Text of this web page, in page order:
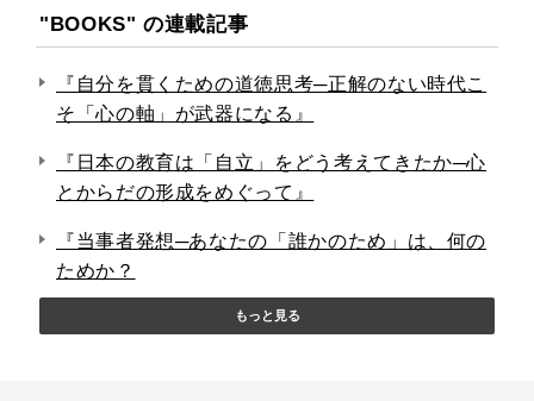
"BOOKS" の連載記事
『自分を貫くための道徳思考─正解のない時代こ
そ「心の軸」が武器になる』
『日本の教育は「自立」をどう考えてきたか─心
とからだの形成をめぐって』
『当事者発想─あなたの「誰かのため」は、何の
ためか？
もっと見る